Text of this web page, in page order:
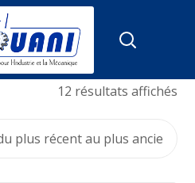
12 résultats affichés